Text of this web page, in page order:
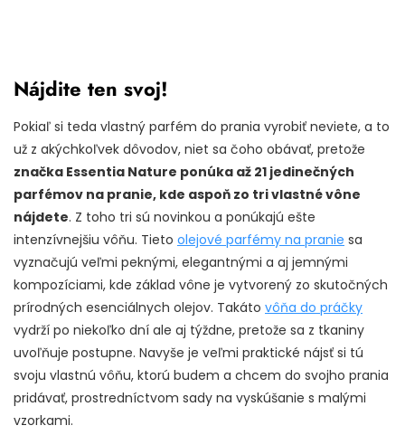
Nájdite ten svoj!
Pokiaľ si teda vlastný parfém do prania vyrobiť neviete, a to
už z akýchkoľvek dôvodov, niet sa čoho obávať, pretože
značka Essentia Nature ponúka až 21 jedinečných
parfémov na pranie, kde aspoň zo tri vlastné vône
nájdete. Z toho tri sú novinkou a ponúkajú ešte
intenzívnejšiu vôňu. Tieto olejové parfémy na pranie sa
vyznačujú veľmi peknými, elegantnými a aj jemnými
kompozíciami, kde základ vône je vytvorený zo skutočných
prírodných esenciálnych olejov. Takáto vôňa do práčky
vydrží po niekoľko dní ale aj týždne, pretože sa z tkaniny
uvoľňuje postupne. Navyše je veľmi praktické nájsť si tú
svoju vlastnú vôňu, ktorú budem a chcem do svojho prania
pridávať, prostredníctvom sady na vyskúšanie s malými
vzorkami.